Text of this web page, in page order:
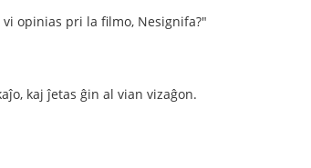
opinias pri la filmo, Nesignifa?"
kaj ĵetas ĝin al vian vizaĝon.